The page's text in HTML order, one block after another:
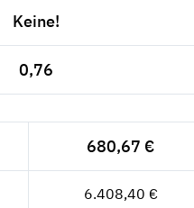
Keine!
0,76
680,67 €
6.408,40 €